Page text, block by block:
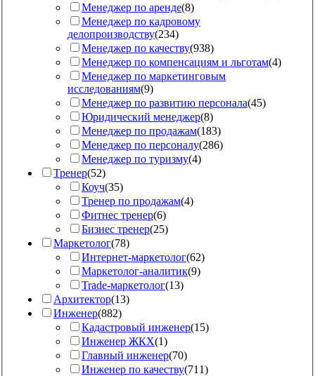
Менеджер по аренде(8)
Менеджер по кадровому
делопроизводству(234)
Менеджер по качеству(938)
Менеджер по компенсациям и льготам(4)
Менеджер по маркетинговым
исследованиям(9)
Менеджер по развитию персонала(45)
Юридический менеджер(8)
Менеджер по продажам(183)
Менеджер по персоналу(286)
Менеджер по туризму(4)
Тренер(52)
Коуч(35)
Тренер по продажам(4)
Фитнес тренер(6)
Бизнес тренер(25)
Маркетолог(78)
Интернет-маркетолог(62)
Маркетолог-аналитик(9)
Trade-маркетолог(13)
Архитектор(13)
Инженер(882)
Кадастровый инженер(15)
Инженер ЖКХ(1)
Главный инженер(70)
Инженер по качеству(711)